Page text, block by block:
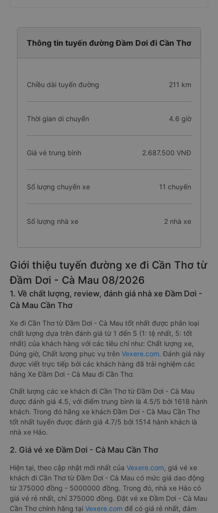
Thông tin tuyến đường Đầm Dơi đi Cần Thơ
Chiều dài tuyến đường 211 km
Thời gian di chuyển 4.6 giờ
Giá vé trung bình 2.687.500 VNĐ
Số lượng chuyến xe 11 chuyến
Số lượng nhà xe 2 nhà xe
Giới thiệu tuyến đường xe đi Cần Thơ từ
Đầm Dơi - Cà Mau 08/2026
1. Về chất lượng, review, đánh giá nhà xe Đầm Dơi -
Cà Mau Cần Thơ
Xe đi Cần Thơ từ Đầm Dơi - Cà Mau tốt nhất được phân loại
chất lượng dựa trên đánh giá từ 1 đến 5 (1: tệ nhất, 5: tốt
nhất) của khách hàng với các tiêu chí như: Chất lượng xe,
Đúng giờ, Chất lượng phục vụ trên Vexere.com. Đánh giá này
được viết trực tiếp bởi các khách hàng đã trải nghiệm các
hãng Xe Đầm Dơi - Cà Mau đi Cần Thơ.
Chất lượng các xe khách đi Cần Thơ từ Đầm Dơi - Cà Mau
được đánh giá 4.5, với điểm trung bình là 4.5/5 bởi 1618 hành
khách. Trong đó hãng xe khách Đầm Dơi - Cà Mau Cần Thơ
tốt nhất tuyến được đánh giá 4.7/5 bởi 1514 hành khách là
nhà xe Hảo.
2. Giá vé xe Đầm Dơi - Cà Mau Cần Thơ
Hiện tại, theo cập nhật mới nhất của Vexere.com, giá vé xe
khách đi Cần Thơ từ Đầm Dơi - Cà Mau có mức giá dao động
từ 375000 đồng - 5000000 đồng. Trong đó, nhà xe Hảo có
giá vé rẻ nhất, chỉ 375000 đồng. Đặt vé xe Đầm Dơi - Cà Mau
Cần Thơ chính hãng tại Vexere.com để có giá rẻ nhất, đảm